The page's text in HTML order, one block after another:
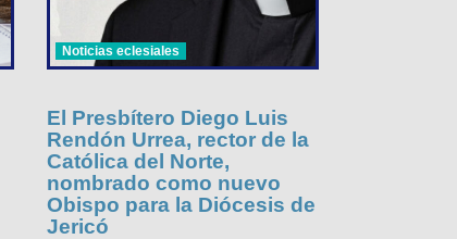
Noticias eclesiales
El Presbítero Diego Luis
Rendón Urrea, rector de la
Católica del Norte,
nombrado como nuevo
Obispo para la Diócesis de
Jericó